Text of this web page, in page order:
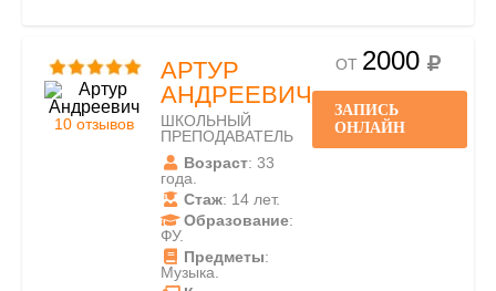
10 отзывов
АРТУР
АНДРЕЕВИЧ
ШКОЛЬНЫЙ
ПРЕПОДАВАТЕЛЬ
Возраст: 33
года.
Стаж: 14 лет.
Образование:
ФУ.
Предметы:
Музыка.
ОТ 2000
ЗАПИСЬ
ОНЛАЙН